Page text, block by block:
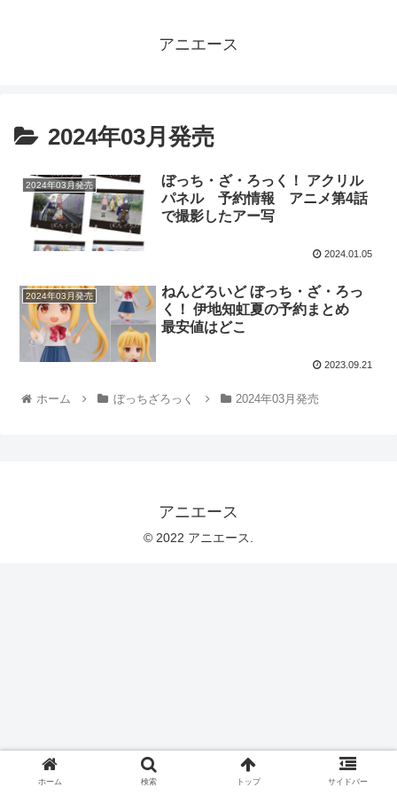
アニエース
2024年03月発売
2024年03月発売
ぼっち・ざ・ろっく！ アクリル
パネル 予約情報 アニメ第4話
で撮影したアー写
2024.01.05
2024年03月発売
ねんどろいど ぼっち・ざ・ろっ
く！ 伊地知虹夏の予約まとめ
最安値はどこ
2023.09.21
ホーム ぼっちざろっく 2024年03月発売
アニエース
© 2022 アニエース.
ホーム 検索 トップ サイドバー